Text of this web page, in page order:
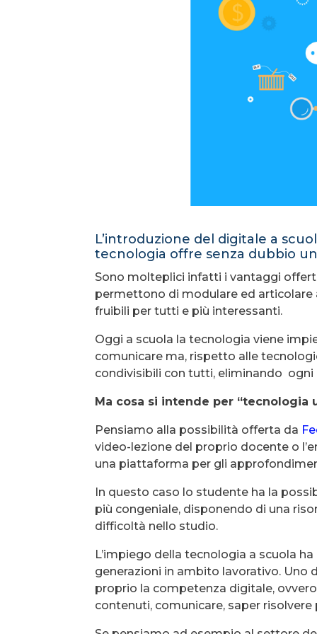
L’introduzione del digitale a
tecnologia offre senza dubbio
Sono molteplici infatti i vantaggi
permettono di modulare ed articolare
fruibili per tutti e più interessanti.
Oggi a scuola la tecnologia viene
comunicare ma, rispetto alle
condivisibili con tutti, eliminando ogni
Ma cosa si intende per “tecnologia
Pensiamo alla possibilità offerta da
video-lezione del proprio docente o
una piattaforma per gli
In questo caso lo studente ha la
più congeniale, disponendo di una
difficoltà nello studio.
L’impiego della tecnologia a scuola
generazioni in ambito lavorativo. Uno
proprio la competenza digitale,
contenuti, comunicare, saper risolvere